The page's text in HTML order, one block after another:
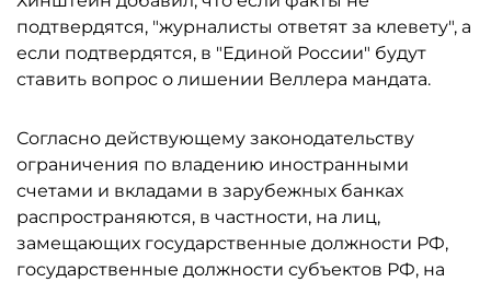
подтвердятся, "журналисты ответят за клевету", а
если подтвердятся, в "Единой России" будут
ставить вопрос о лишении Веллера мандата.
Согласно действующему законодательству
ограничения по владению иностранными
счетами и вкладами в зарубежных банках
распространяются, в частности, на лиц,
замещающих государственные должности РФ,
государственные должности субъектов РФ, на